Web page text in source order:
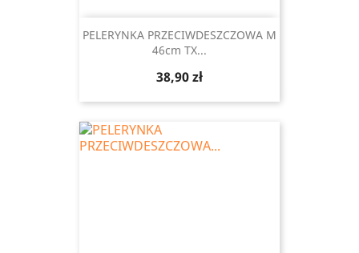
PELERYNKA PRZECIWDESZCZOWA M
46cm TX...
Cena
38,90 zł